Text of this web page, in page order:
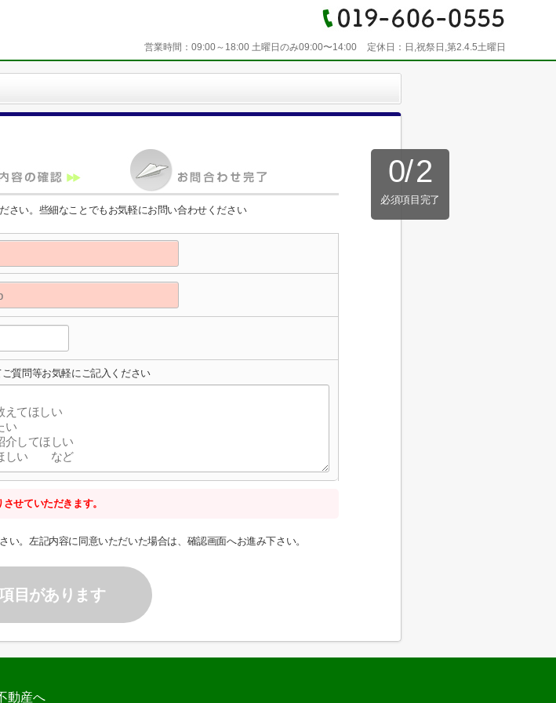
営業時間： 09:00～18:00 土曜日のみ09:00〜14:00 定休日： 日,祝祭日,第2.4.5土曜日
0/2
必須項目完了
さい。些細なことでもお気軽にお問い合わせください
質問等お気軽にご記入ください
せていただきます。
い。左記内容に同意いただいた場合は、確認画面へお進み下さい。
目があります
動産へ